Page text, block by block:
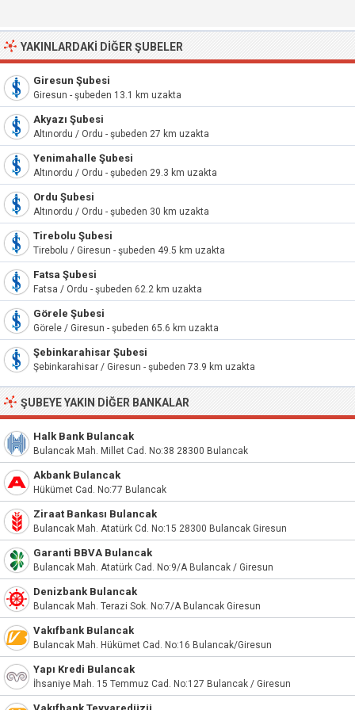
YAKINLARDAKI DIĞER ŞUBELER
Giresun Şubesi
Giresun - şubeden 13.1 km uzakta
Akyazı Şubesi
Altınordu / Ordu - şubeden 27 km uzakta
Yenimahalle Şubesi
Altınordu / Ordu - şubeden 29.3 km uzakta
Ordu Şubesi
Altınordu / Ordu - şubeden 30 km uzakta
Tirebolu Şubesi
Tirebolu / Giresun - şubeden 49.5 km uzakta
Fatsa Şubesi
Fatsa / Ordu - şubeden 62.2 km uzakta
Görele Şubesi
Görele / Giresun - şubeden 65.6 km uzakta
Şebinkarahisar Şubesi
Şebinkarahisar / Giresun - şubeden 73.9 km uzakta
ŞUBEYE YAKIN DIĞER BANKALAR
Halk Bank Bulancak
Bulancak Mah. Millet Cad. No:38 28300 Bulancak
Akbank Bulancak
Hükümet Cad. No:77 Bulancak
Ziraat Bankası Bulancak
Bulancak Mah. Atatürk Cd. No:15 28300 Bulancak Giresun
Garanti BBVA Bulancak
Bulancak Mah. Atatürk Cad. No:9/A Bulancak / Giresun
Denizbank Bulancak
Bulancak Mah. Terazi Sok. No:7/A Bulancak Giresun
Vakıfbank Bulancak
Bulancak Mah. Hükümet Cad. No:16 Bulancak/Giresun
Yapı Kredi Bulancak
İhsaniye Mah. 15 Temmuz Cad. No:127 Bulancak / Giresun